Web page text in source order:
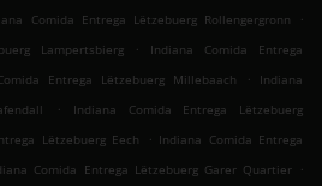
Comida Entrega Lëtzebuerg Rollengergronn
.
Lampertsbierg
.
Indiana Comida Entrega
Entrega Lëtzebuerg Millebaach .
Indiana
.
Indiana Comida Entrega Lëtzebuerg
Lëtzebuerg Eech . Indiana Comida Entrega
Comida Entrega Lëtzebuerg Garer Quartier .